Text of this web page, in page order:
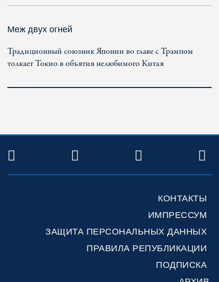
Меж двух огней
Традиционный союзник Японии во главе с Трампом
толкает Токио в объятия нелюбимого Китая
TWITTER FACEBOOKYOUTUBE
КОНТАКТЫ
ИМПРЕССУМ
ЗАЩИТА ПЕРСОНАЛЬНЫХ ДАННЫХ
ПРАВИЛА РЕПУБЛИКАЦИИ
ПОДПИСКА